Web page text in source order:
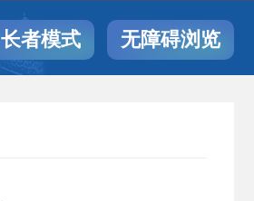
长者模式 无障碍浏览